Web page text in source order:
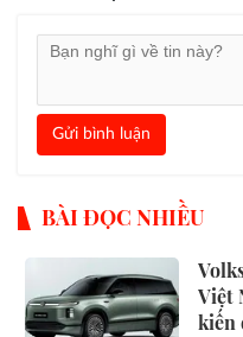
Gửi bình luận
BÀI ĐỌC NHIỀU
Việt
kiến